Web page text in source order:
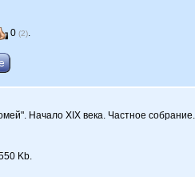
0(2).
Начало XIX века. Частное собрание.
Kb.